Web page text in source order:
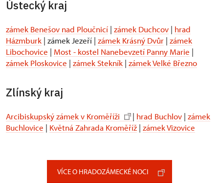
Ústecký kraj
zámek Benešov nad Ploučnicí | zámek Duchcov | hrad
Házmburk | zámek Jezeří | zámek Krásný Dvůr | zámek
Libochovice | Most - kostel Nanebevzetí Panny Marie |
zámek Ploskovice | zámek Stekník | zámek Velké Březno
Zlínský kraj
Arcibiskupský zámek v Kroměříži | hrad Buchlov | zámek
Buchlovice | Květná Zahrada Kroměříž | zámek Vizovice
VÍCE O HRADOZÁMECKÉ NOCI